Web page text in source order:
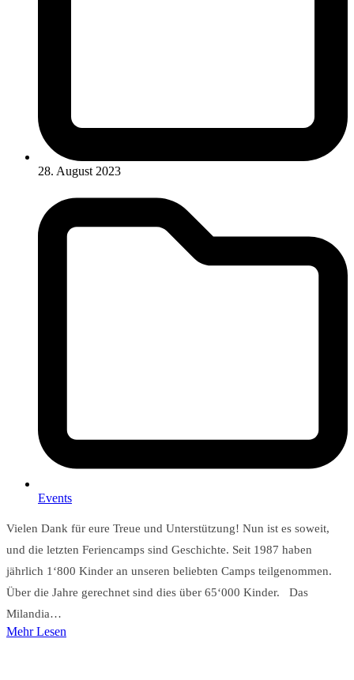
28. August 2023
Events
Vielen Dank für eure Treue und Unterstützung! Nun ist es soweit,
und die letzten Feriencamps sind Geschichte. Seit 1987 haben
jährlich 1‘800 Kinder an unseren beliebten Camps teilgenommen.
Über die Jahre gerechnet sind dies über 65‘000 Kinder. Das
Milandia…
Mehr Lesen